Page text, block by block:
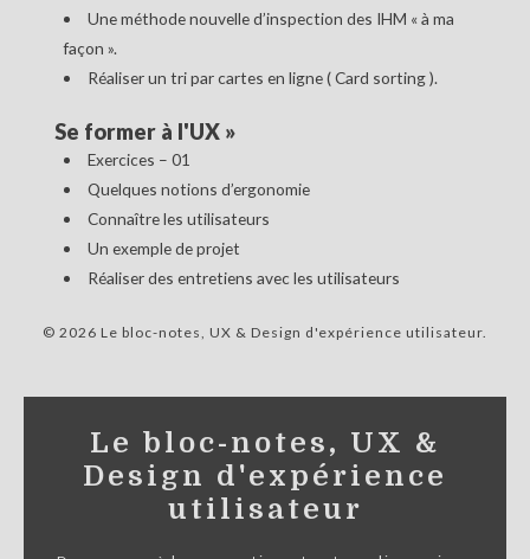
Une méthode nouvelle d’inspection des IHM « à ma
façon ».
Réaliser un tri par cartes en ligne ( Card sorting ).
Se former à l'UX»
Exercices – 01
Quelques notions d’ergonomie
Connaître les utilisateurs
Un exemple de projet
Réaliser des entretiens avec les utilisateurs
© 2026 Le bloc-notes, UX & Design d'expérience utilisateur
Le bloc-notes, UX &
Design d'expérience
utilisateur